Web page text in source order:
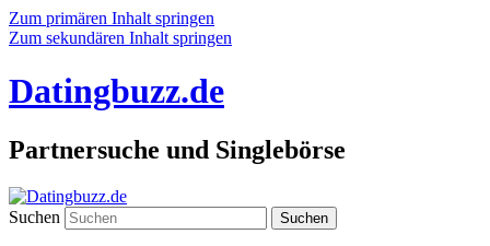
Zum primären Inhalt springen
Zum sekundären Inhalt springen
Datingbuzz.de
Partnersuche und Singlebörse
Suchen